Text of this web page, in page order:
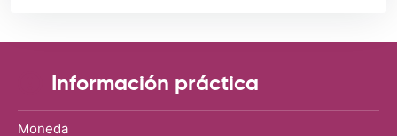
Información práctica
Moneda